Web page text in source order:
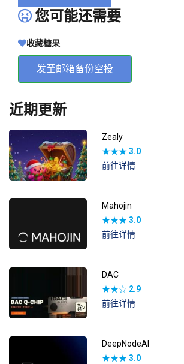
您可能还需要
收藏糖果
发至邮箱备份空投
近期更新
Zealy
★★★3.0
前往详情
Mahojin
★★★3.0
前往详情
DAC
★★☆ 2.9
前往详情
DeepNodeAI
★★★3.0